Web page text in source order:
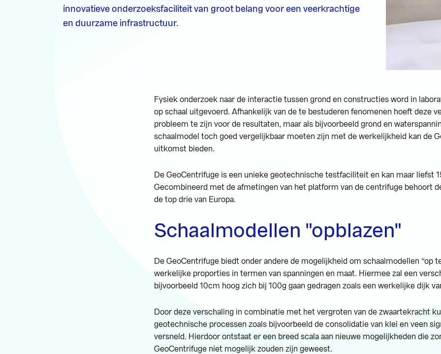
innovatieve onderzoeksfaciliteit van groot belang voor een veerkrachtige
en duurzame infrastructuur.
Fysiek onderzoek naar de interactie tussen grond en constructies word in
op schaal uitgevoerd. Afhankelijk van de te bestuderen fenomenen hoeft deze
probleem te zijn voor de resultaten, maar als bijvoorbeeld grond en
schaalmodel toch goed vergelijkbaar moeten zijn met de werkelijkheid kan de
uitkomst bieden.
De GeoCentrifuge is een unieke geotechnische testfaciliteit en kan maar liefst
Gecombineerd met de afmetingen van het platform van de centrifuge behoort
de top drie van Europa.
Schaalmodellen "opblazen"
De GeoCentrifuge biedt onder andere de mogelijkheid om schaalmodellen “op
werkelijke proporties in termen van spanningen en maat. Hiermee zal een
bijvoorbeeld 10cm hoog zich bij 100g gaan gedragen zoals een werkelijke dijk
Door deze verschaling in combinatie met het vergroten van de zwaartekracht
geotechnische processen zoals bijvoorbeeld de consolidatie van klei en veen
versneld. Hierdoor ontstaat er een breed scala aan nieuwe mogelijkheden die
GeoCentrifuge niet mogelijk zouden zijn geweest.